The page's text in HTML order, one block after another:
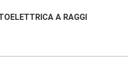
A RAGGI